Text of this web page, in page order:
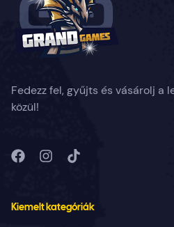
Fedezz fel, gyűjts és vásárolj a
közül!
Kiemelt kategóriák